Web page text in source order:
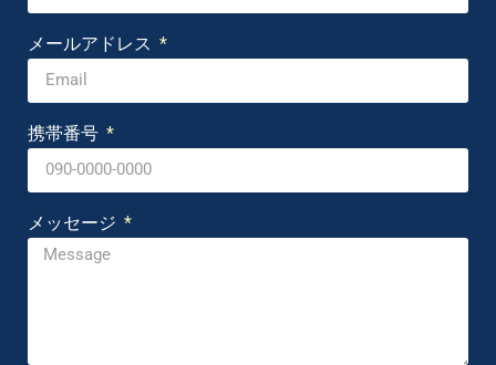
メールアドレス
携帯番号
メッセージ